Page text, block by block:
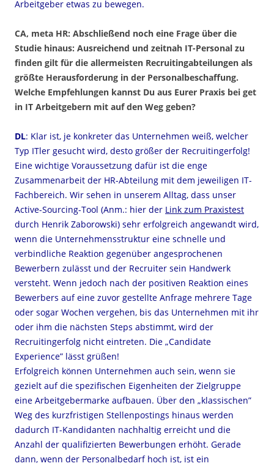
Arbeitgeber etwas zu bewegen.
CA, meta HR: Abschließend noch eine Frage über die
Studie hinaus: Ausreichend und zeitnah IT-Personal zu
finden gilt für die allermeisten Recruitingabteilungen als
größte Herausforderung in der Personalbeschaffung.
Welche Empfehlungen kannst Du aus Eurer Praxis bei get
in IT Arbeitgebern mit auf den Weg geben?
DL: Klar ist, je konkreter das Unternehmen weiß, welcher
Typ ITler gesucht wird, desto größer der Recruitingerfolg!
Eine wichtige Voraussetzung dafür ist die enge
Zusammenarbeit der HR-Abteilung mit dem jeweiligen IT-
Fachbereich. Wir sehen in unserem Alltag, dass unser
Active-Sourcing-Tool (Anm.: hier der Link zum Praxistest
durch Henrik Zaborowski) sehr erfolgreich angewandt wird,
wenn die Unternehmensstruktur eine schnelle und
verbindliche Reaktion gegenüber angesprochenen
Bewerbern zulässt und der Recruiter sein Handwerk
versteht. Wenn jedoch nach der positiven Reaktion eines
Bewerbers auf eine zuvor gestellte Anfrage mehrere Tage
oder sogar Wochen vergehen, bis das Unternehmen mit ihr
oder ihm die nächsten Steps abstimmt, wird der
Recruitingerfolg nicht eintreten. Die „Candidate
Experience” lässt grüßen!
Erfolgreich können Unternehmen auch sein, wenn sie
gezielt auf die spezifischen Eigenheiten der Zielgruppe
eine Arbeitgebermarke aufbauen. Über den „klassischen”
Weg des kurzfristigen Stellenpostings hinaus werden
dadurch IT-Kandidanten nachhaltig erreicht und die
Anzahl der qualifizierten Bewerbungen erhöht. Gerade
dann, wenn der Personalbedarf hoch ist, ist ein